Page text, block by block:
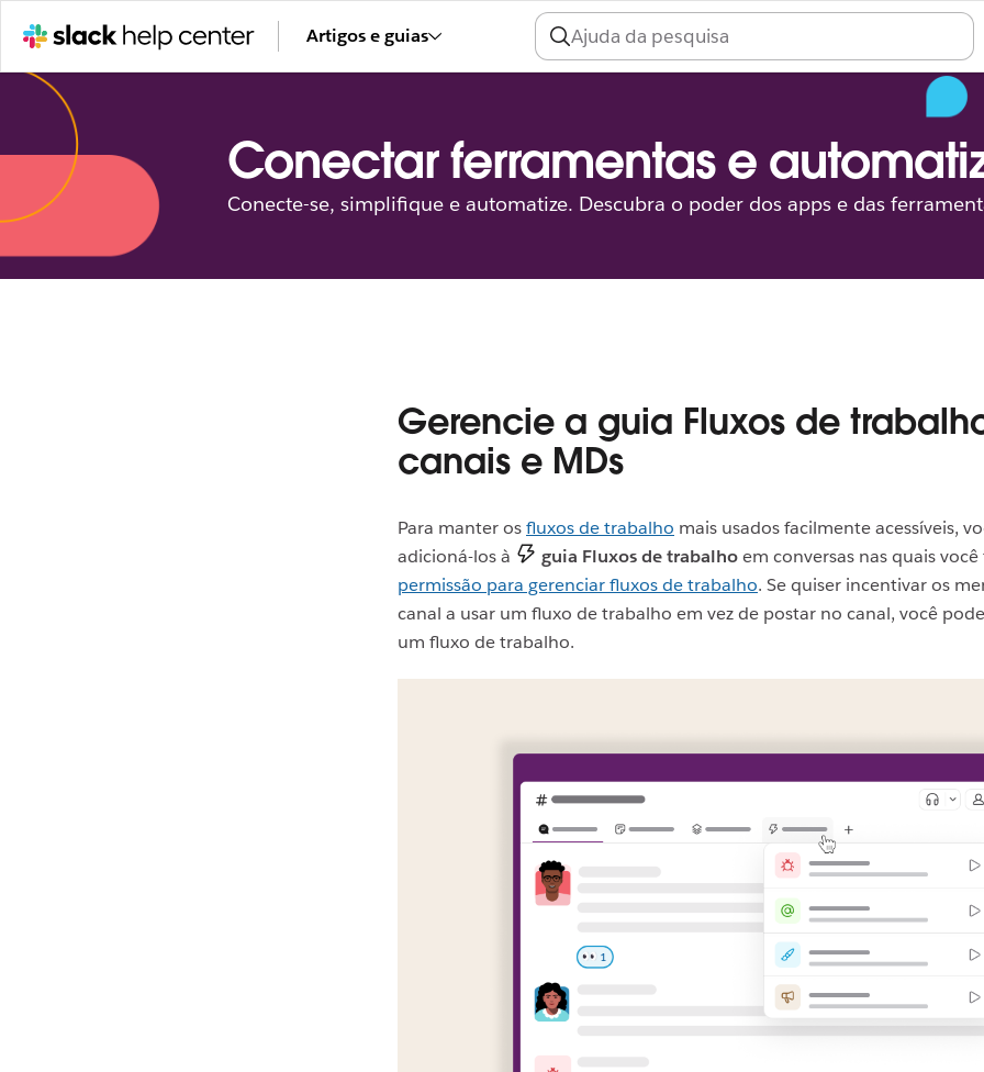
Artigos e guias
Conectar ferramentas e
Conecte-se, simplifique e automatize. Descubra o poder dos apps e das
Gerencie a guia Fluxos de
canais e MDs
Para manter osfluxos de trabalho mais usados facilmente acessíveis,
adicioná-los à
guia Fluxos de trabalhoem conversas nas quais
permissão para gerenciar fluxos de trabalho. Se quiser incentivar os
canal a usar um fluxo de trabalho em vez de postar no canal, você
um fluxo de trabalho.